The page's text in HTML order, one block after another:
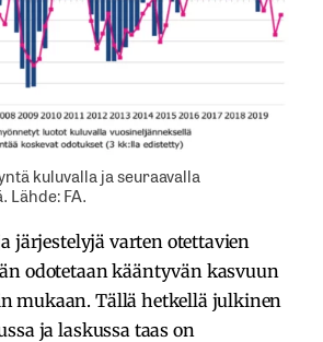
kuluvalla ja seuraavalla
Lähde: FA.
järjestelyjä varten otettavien
odotetaan kääntyvän kasvuun
mukaan. Tällä hetkellä julkinen
ja laskussa taas on